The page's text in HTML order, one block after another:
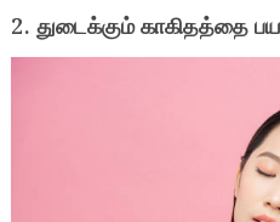
2. துடைக்கும் காகிதத்தை